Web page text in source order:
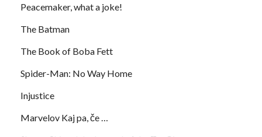
Peacemaker, what a joke!
The Batman
The Book of Boba Fett
Spider-Man: No Way Home
Injustice
Marvelov Kaj pa, če …